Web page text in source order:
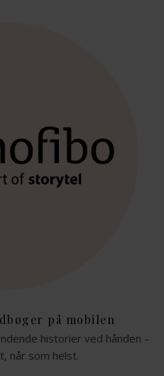
på mobilen
historier ved hånden –
når som helst.